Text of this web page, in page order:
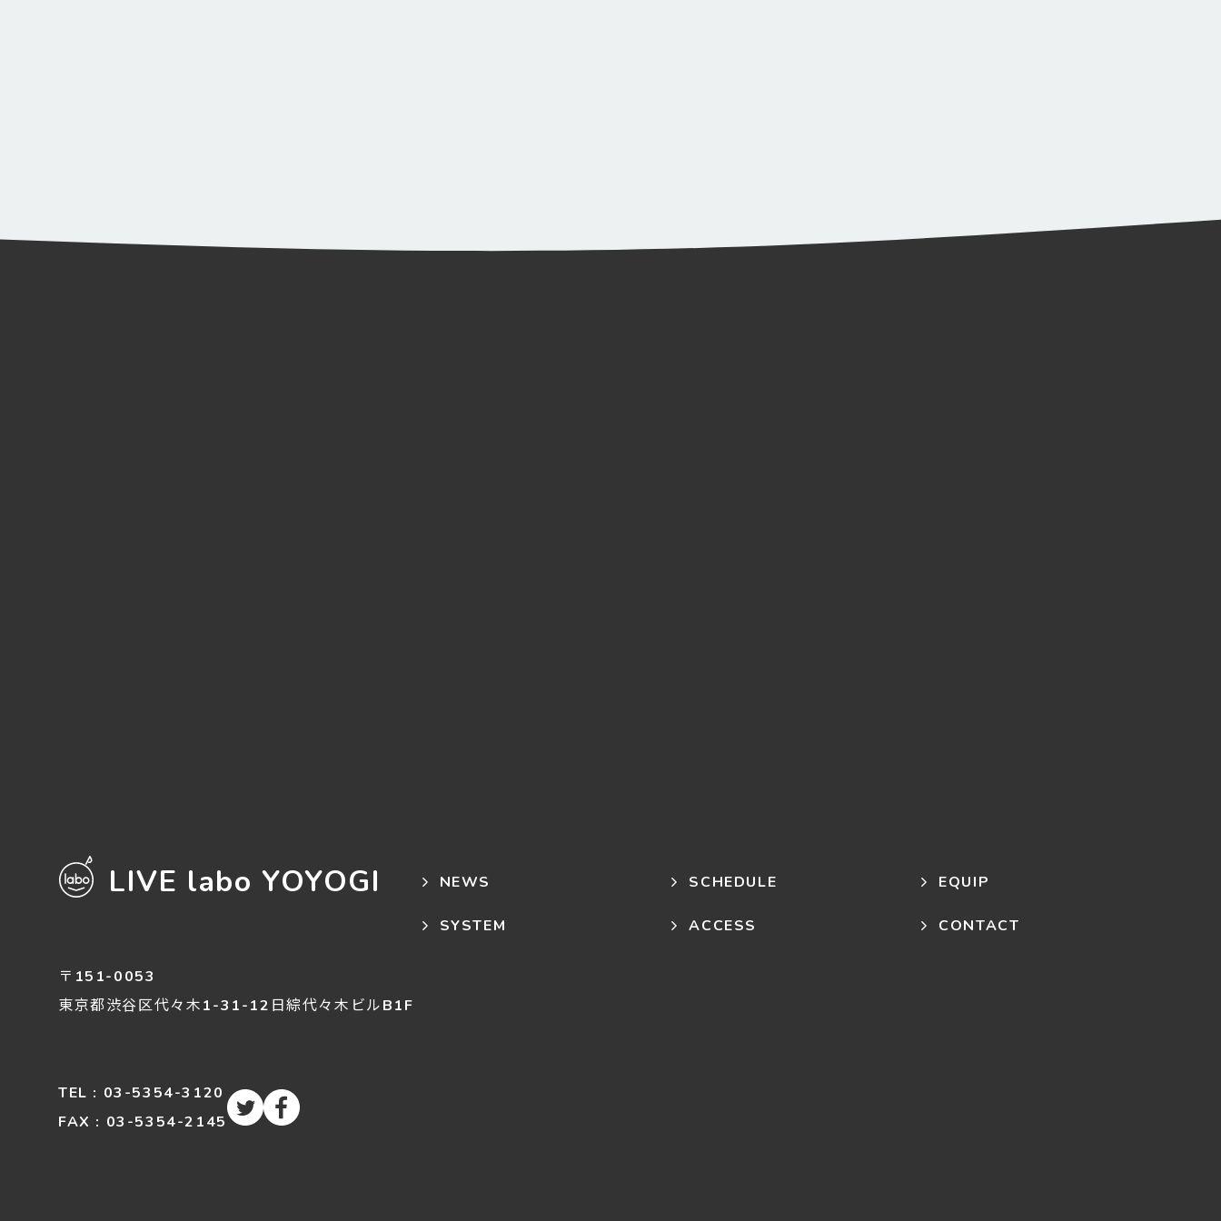
LIVE labo YOYOGI
〒151-0053
東京都渋谷区代々木1-31-12 日綜代々木ビルB1F
TEL : 03-5354-3120
FAX : 03-5354-2145
NEWS SCHEDULE EQUIP
SYSTEM ACCESS CONTACT